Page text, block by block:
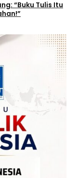
“Buku Tulis Itu